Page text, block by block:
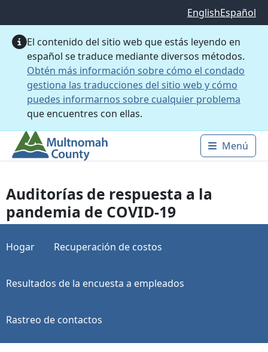
EnglishEspañol
El contenido del sitio web que estás leyendo en
español se traduce mediante diversos métodos.
Obtén más información sobre cómo el condado
gestiona las traducciones del sitio web y cómo
puedes informarnos sobre cualquier problema
que encuentres con ellas.
Main
Menú
Auditorías de respuesta a la
pandemia de COVID-19
Hogar Recuperación de costos
Resultados de la encuesta a empleados
Rastreo de contactos